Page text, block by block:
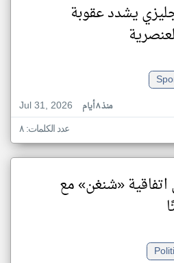
يشدد عقوبة
Jul 31, 2026
منذ ٨ أيام
عدد الكلمات: ٨
اتفاقية «شنغن» مع